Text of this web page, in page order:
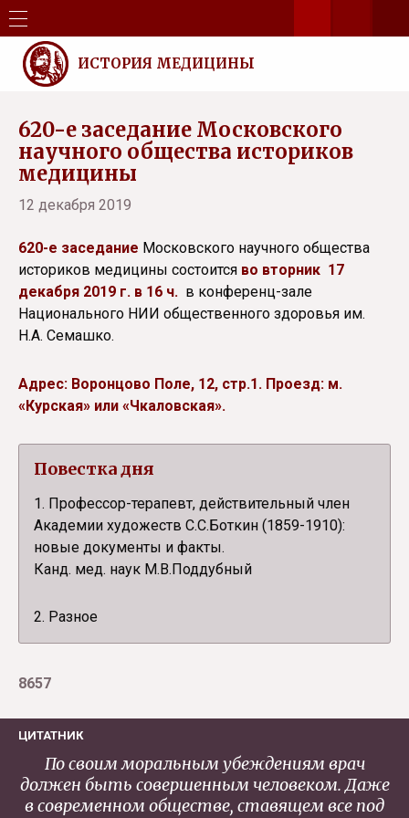
ИСТОРИЯ МЕДИЦИНЫ
620-е заседание Московского
научного общества историков
медицины
12 декабря 2019
620-е заседание Московского научного общества
историков медицины состоится во вторник 17
декабря 2019 г. в 16 ч. в конференц-зале
Национального НИИ общественного здоровья им.
Н.А. Семашко.
Адрес: Воронцово Поле, 12, стр.1. Проезд: м.
«Курская» или «Чкаловская».
Повестка дня
1. Профессор-терапевт, действительный член
Академии художеств С.С.Боткин (1859-1910):
новые документы и факты.
Канд. мед. наук М.В.Поддубный
2. Разное
8657
ЦИТАТНИК
По своим моральным убеждениям врач
должен быть совершенным человеком. Даже
в современном обществе, ставящем все под